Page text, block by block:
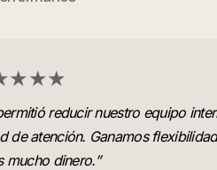
reducir nuestro equipo
de atención. Ganamos
mucho dinero.”